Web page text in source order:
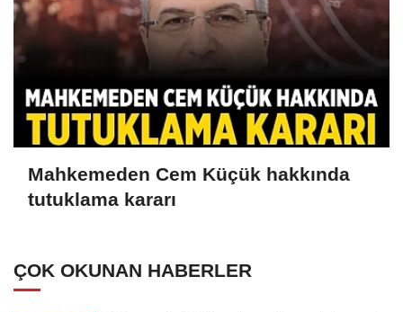
Mahkemeden Cem Küçük hakkında
tutuklama kararı
ÇOK OKUNAN HABERLER